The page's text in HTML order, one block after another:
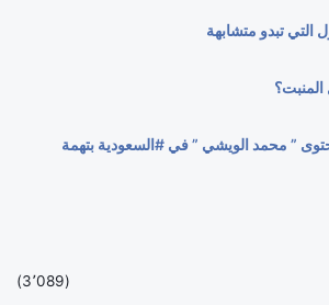
التي تبدو متشابهة
” محمد الويشي ” في #السعودية بتهمة
(3٬089)